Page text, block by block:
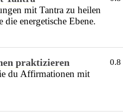
mit Tantra zu heilen
die energetische Ebene.
praktizieren
du Affirmationen mit
0.8